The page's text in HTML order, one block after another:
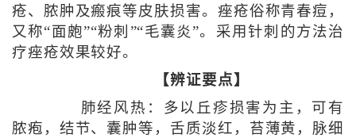
疮、脓肿及瘢痕等皮肤损害。痤疮俗称青春痘，
又称“面皰”“粉刺”“毛囊炎”。采用针刺的方法治
疗痤疮效果较好。
【辨证要点】
肺经风热：多以丘疹损害为主，可有
脓疱，结节、囊肿等，舌质淡红，苔薄黄，脉细